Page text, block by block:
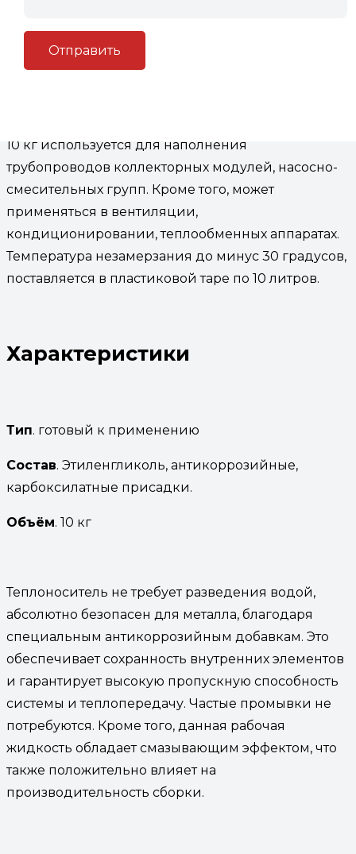
10 кг используется для наполнения
трубопроводов коллекторных модулей, насосно-
смесительных групп. Кроме того, может
применяться в вентиляции,
кондиционировании, теплообменных аппаратах.
Температура незамерзания до минус 30 градусов,
поставляется в пластиковой таре по 10 литров.
Характеристики
Тип. готовый к применению
Состав. Этиленгликоль, антикоррозийные,
карбоксилатные присадки.
Объём. 10 кг
Теплоноситель не требует разведения водой,
абсолютно безопасен для металла, благодаря
специальным антикоррозийным добавкам. Это
обеспечивает сохранность внутренних элементов
и гарантирует высокую пропускную способность
системы и теплопередачу. Частые промывки не
потребуются. Кроме того, данная рабочая
жидкость обладает смазывающим эффектом, что
также положительно влияет на
производительность сборки.